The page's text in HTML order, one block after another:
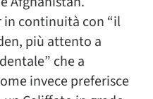
in continuità con “il
più attento a
che a
invece preferisce